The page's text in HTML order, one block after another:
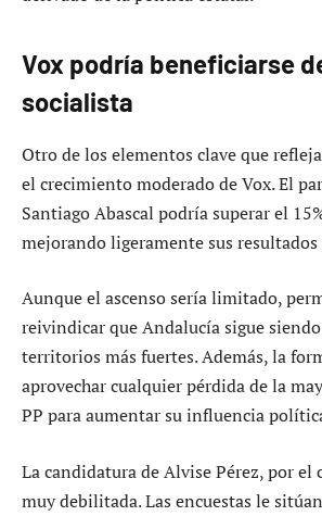
Vox podría beneficiarse
socialista
Otro de los elementos clave que
el crecimiento moderado de Vox. El
Santiago Abascal podría superar el
mejorando ligeramente sus
Aunque el ascenso sería limitado,
reivindicar que Andalucía sigue
territorios más fuertes. Además, la
aprovechar cualquier pérdida de la
PP para aumentar su influencia
La candidatura de Alvise Pérez, por el
muy debilitada. Las encuestas le